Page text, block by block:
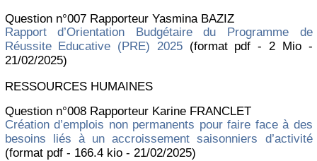
Question n°007 Rapporteur Yasmina BAZIZ
Rapport d’Orientation Budgétaire du Programme de
Réussite Educative (PRE) 2025(format pdf - 2 Mio -
21/02/2025)
RESSOURCES HUMAINES
Question n°008 Rapporteur Karine FRANCLET
Création d’emplois non permanents pour faire face à des
besoins liés à un accroissement saisonniers d’activité
(format pdf - 166.4 kio - 21/02/2025)